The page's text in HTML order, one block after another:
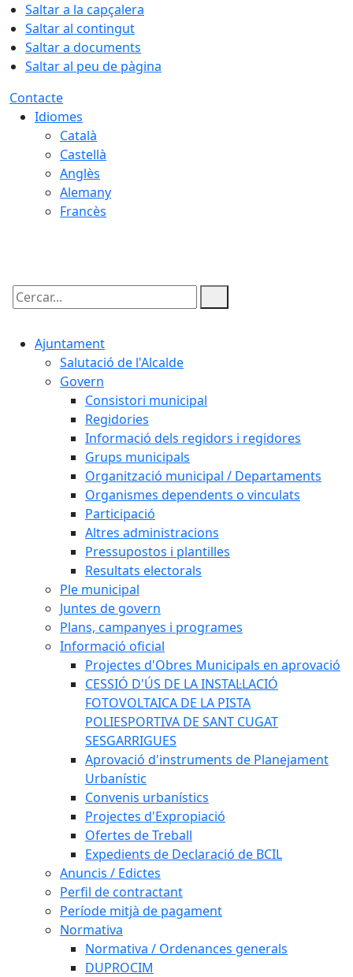
Saltar a la capçalera
Saltar al contingut
Saltar a documents
Saltar al peu de pàgina
Contacte
Idiomes
Català
Castellà
Anglès
Alemany
Francès
Cercar:
Ajuntament
Salutació de l'Alcalde
Govern
Consistori municipal
Regidories
Informació dels regidors i regidores
Grups municipals
Organització municipal / Departaments
Organismes dependents o vinculats
Participació
Altres administracions
Pressupostos i plantilles
Resultats electorals
Ple municipal
Juntes de govern
Plans, campanyes i programes
Informació oficial
Projectes d'Obres Municipals en aprovació
CESSIÓ D'ÚS DE LA INSTAL·LACIÓ
FOTOVOLTAICA DE LA PISTA
POLIESPORTIVA DE SANT CUGAT
SESGARRIGUES
Aprovació d'instruments de Planejament
Urbanístic
Convenis urbanístics
Projectes d'Expropiació
Ofertes de Treball
Expedients de Declaració de BCIL
Anuncis / Edictes
Perfil de contractant
Període mitjà de pagament
Normativa
Normativa / Ordenances generals
DUPROCIM